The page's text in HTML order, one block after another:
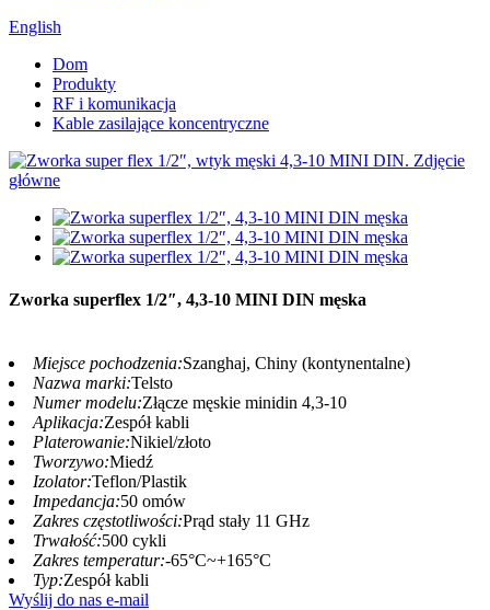
English
Dom
Produkty
RF i komunikacja
Kable zasilające koncentryczne
Zworka superflex 1/2″, 4,3-10 MINI DIN męska
Miejsce pochodzenia:Szanghaj, Chiny (kontynentalne)
Nazwa marki:Telsto
Numer modelu:Złącze męskie minidin 4,3-10
Aplikacja:Zespół kabli
Platerowanie:Nikiel/złoto
Tworzywo:Miedź
Izolator:Teflon/Plastik
Impedancja:50 omów
Zakres częstotliwości:Prąd stały 11 GHz
Trwałość:500 cykli
Zakres temperatur:-65°C~+165°C
Typ:Zespół kabli
Wyślij do nas e-mail